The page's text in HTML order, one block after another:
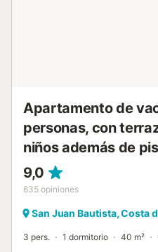
Apartamento de
personas, con
niños además de
9,0
635 opiniones
San Juan Bautista, Costa
3 pers. 1 dormitorio 40 m²